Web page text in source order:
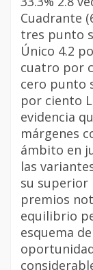
Cuadrante
tres punto
Único 4.2
cuatro por
cero punto
por ciento
evidencia
márgenes
ámbito en
las
su superior
premios
equilibrio
esquema